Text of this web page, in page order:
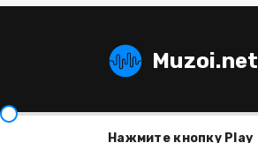
Muzoi.net
Нажмите кнопку Play